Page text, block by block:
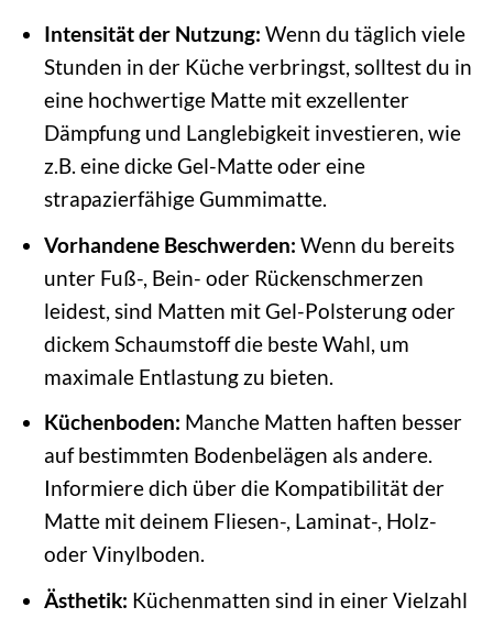
Intensität der Nutzung: Wenn du täglich viele
Stunden in der Küche verbringst, solltest du in
eine hochwertige Matte mit exzellenter
Dämpfung und Langlebigkeit investieren, wie
z.B. eine dicke Gel-Matte oder eine
strapazierfähige Gummimatte.
Vorhandene Beschwerden: Wenn du bereits
unter Fuß-, Bein- oder Rückenschmerzen
leidest, sind Matten mit Gel-Polsterung oder
dickem Schaumstoff die beste Wahl, um
maximale Entlastung zu bieten.
Küchenboden: Manche Matten haften besser
auf bestimmten Bodenbelägen als andere.
Informiere dich über die Kompatibilität der
Matte mit deinem Fliesen-, Laminat-, Holz-
oder Vinylboden.
Ästhetik: Küchenmatten sind in einer Vielzahl